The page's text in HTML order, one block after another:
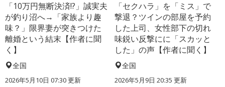
「10万円無断決済!?」誠実夫
が釣り沼へ→「家族より趣
味？」限界妻が突きつけた
離婚という結末【作者に聞
く】
全国
2026年5月10日 07:30 更新
「セクハラ」を「ミス」で
撃退？ツインの部屋を予約
した上司、女性部下の切れ
味鋭い反撃にに「スカッと
した」の声【作者に聞く】
全国
2026年5月9日 20:35 更新